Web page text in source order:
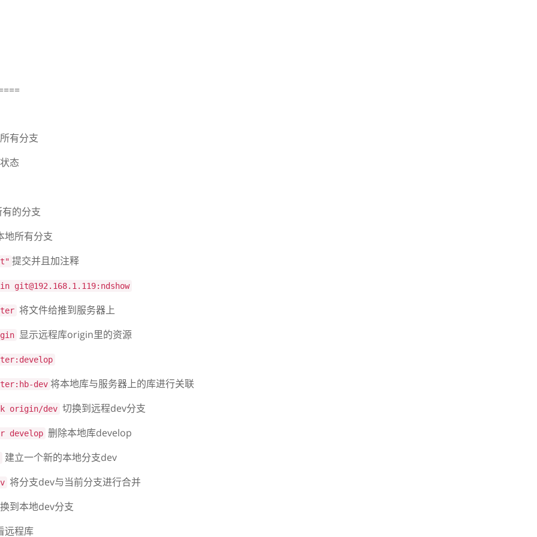
有分支
态
的分支
地所有分支
提交并且加注释
git@192.168.1.119:ndshow
将文件给推到服务器上
显示远程库origin里的资源
dev 将本地库与服务器上的库进行关联
origin/dev 切换到远程dev分支
develop 删除本地库develop
建立一个新的本地分支dev
将分支dev与当前分支进行合并
到本地dev分支
远程库